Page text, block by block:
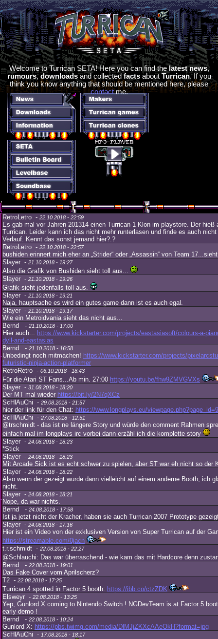
Welcome to Turrican SETA! Here you can find the latest news,
rumours,downloadsand collectedfactsaboutTurrican. If you
think you know anything that should be mentioned here, please
contactme.
RetroLetro - 22.10.2018 - 22:59
Es gab mal vor Jahren 201314 einen Turrican 1 Klon im playstore. Der hieß
Turrican. Leider kann ich das nicht mehr runterlasen und finde es auch
Verlauf. Kennt das sonst jemand hier?.?
RetroLetro - 22.10.2018 - 22:57
bushiden erinnert mich eher an „Strider“ oder „Assassin“ von Team
Slayer - 21.10.2018 - 19:27
Also die Grafik von Bushiden sieht toll aus...
Slayer - 21.10.2018 - 19:26
Grafik sieht jedenfalls toll aus.
Slayer - 21.10.2018 - 19:21
Naja, hauptsache es wird ein gutes game dann ist es auch egal.
Slayer - 21.10.2018 - 19:17
Wie ein Metroidvania sieht das nicht aus...
Bernd - 21.10.2018 - 17:00
Hier auch... https://www.kickstarter.com/projects/eastasiasoft/colours-a-
dyll-and-eastasias
Bernd - 21.10.2018 - 16:58
Unbedingt noch mitmachen! https://www.kickstarter.com/projects/
futuristic-ninja-action-platformer
RetroRetro - 06.10.2018 - 18:43
Für die Atari ST Fans...Ab min. 27:00 https://youtu.be/fhw9ZMVGVXs
Slayer - 31.08.2018 - 18:20
Der MT mal wieder https://bit.ly/2N7qXCz
ScHlAuChi - 29.08.2018 - 21:57
hier der link für den Chat: https://www.longplays.eu/viewpage.php?page_id=9
ScHlAuChi - 27.08.2018 - 12:51
@trschmidt - das ist ne längere Story und würde den comment Rahmen
einfach mal im longplays irc vorbei dann erzähl ich die komplette story
Slayer - 24.08.2018 - 18:23
*Stick
Slayer - 24.08.2018 - 18:23
Mit Arcade Sick ist es echt schwer zu spielen, aber ST war eh nicht so der
Slayer - 24.08.2018 - 18:22
Also wenn der gezeigt wurde dann vielleicht auf einem anderne Booth, ich
nicht.
Slayer - 24.08.2018 - 18:21
Nope, da war nichts.
Bernd - 24.08.2018 - 17:58
Ist ja jetzt nicht der Kracher, haben sie auch Turrican 2007 Prototype
Slayer - 24.08.2018 - 17:16
Hier ist ein Video von der exklusiven Version von Super Turrican auf der
https://streamable.com/0jacn
t.r.schmidt - 22.08.2018 - 22:27
@Schlauchi: Das war überraschend - wie kam das mit Hardcore denn
Bernd - 22.08.2018 - 19:01
Das Fake Cover vom Aprilscherz?
T2 - 22.08.2018 - 17:25
Turrican 4 spotted in Factor 5 booth: https://ibb.co/ctzZDK
Elsweyr - 22.08.2018 - 13:25
Yep, Gunlord X coming to Nintendo Switch ! NGDevTeam is at Factor 5
early demo !
Bernd - 22.08.2018 - 10:24
Gunlord X: https://pbs.twimg.com/media/DlMJjZKXcAAeOkH?format=jpg
ScHlAuChi - 17.08.2018 - 18:17